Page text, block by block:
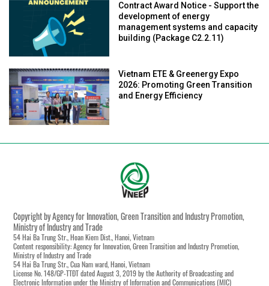
Contract Award Notice - Support the
development of energy
management systems and capacity
building (Package C2.2.11)
Vietnam ETE & Greenergy Expo
2026: Promoting Green Transition
and Energy Efficiency
Copyright by Agency for Innovation, Green Transition and Industry Promotion,
Ministry of Industry and Trade
54 Hai Ba Trung Str., Hoan Kiem Dist., Hanoi, Vietnam
Content responsibility: Agency for Innovation, Green Transition and Industry Promotion,
Ministry of Industry and Trade
54 Hai Ba Trung Str., Cua Nam ward, Hanoi, Vietnam
License No. 148/GP-TTĐT dated August 3, 2019 by the Authority of Broadcasting and
Electronic Information under the Ministry of Information and Communications (MIC)